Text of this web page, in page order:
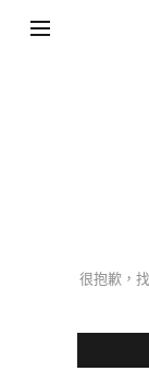
客服中心
Cookie 設定
很抱歉，